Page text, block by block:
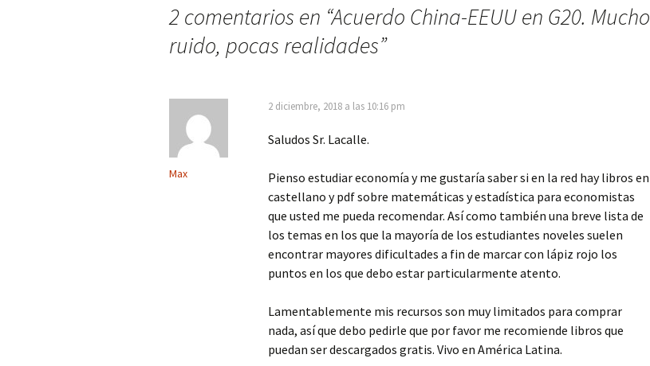
2 comentarios en “Acuerdo China-EEUU en G20. Mucho
ruido, pocas realidades”
Max
2 diciembre, 2018 a las 10:16 pm
Saludos Sr. Lacalle.
Pienso estudiar economía y me gustaría saber si en la red hay libros en
castellano y pdf sobre matemáticas y estadística para economistas
que usted me pueda recomendar. Así como también una breve lista de
los temas en los que la mayoría de los estudiantes noveles suelen
encontrar mayores dificultades a fin de marcar con lápiz rojo los
puntos en los que debo estar particularmente atento.
Lamentablemente mis recursos son muy limitados para comprar
nada, así que debo pedirle que por favor me recomiende libros que
puedan ser descargados gratis. Vivo en América Latina.